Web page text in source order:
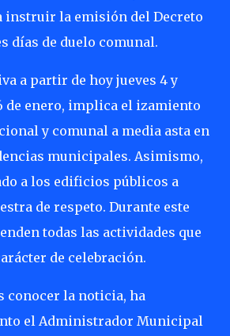
instruir la emisión del Decreto
días de duelo comunal.
a partir de hoy jueves 4 y
de enero, implica el izamiento
y comunal a media asta en
municipales. Asimismo,
a los edificios públicos a
de respeto. Durante este
todas las actividades que
de celebración.
conocer la noticia, ha
el Administrador Municipal